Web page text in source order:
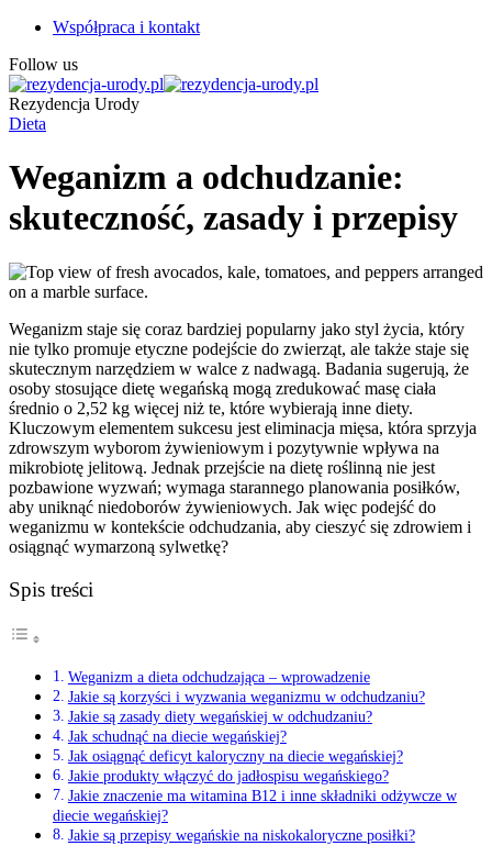
Współpraca i kontakt
Follow us
Rezydencja Urody
Dieta
Weganizm a odchudzanie:
skuteczność, zasady i przepisy
Weganizm staje się coraz bardziej popularny jako styl życia, który
nie tylko promuje etyczne podejście do zwierząt, ale także staje się
skutecznym narzędziem w walce z nadwagą. Badania sugerują, że
osoby stosujące dietę wegańską mogą zredukować masę ciała
średnio o 2,52 kg więcej niż te, które wybierają inne diety.
Kluczowym elementem sukcesu jest eliminacja mięsa, która sprzyja
zdrowszym wyborom żywieniowym i pozytywnie wpływa na
mikrobiotę jelitową. Jednak przejście na dietę roślinną nie jest
pozbawione wyzwań; wymaga starannego planowania posiłków,
aby uniknąć niedoborów żywieniowych. Jak więc podejść do
weganizmu w kontekście odchudzania, aby cieszyć się zdrowiem i
osiągnąć wymarzoną sylwetkę?
Spis treści
Weganizm a dieta odchudzająca – wprowadzenie
Jakie są korzyści i wyzwania weganizmu w odchudzaniu?
Jakie są zasady diety wegańskiej w odchudzaniu?
Jak schudnąć na diecie wegańskiej?
Jak osiągnąć deficyt kaloryczny na diecie wegańskiej?
Jakie produkty włączyć do jadłospisu wegańskiego?
Jakie znaczenie ma witamina B12 i inne składniki odżywcze w
diecie wegańskiej?
Jakie są przepisy wegańskie na niskokaloryczne posiłki?